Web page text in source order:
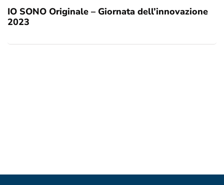
IO SONO Originale – Giornata dell’innovazione
2023